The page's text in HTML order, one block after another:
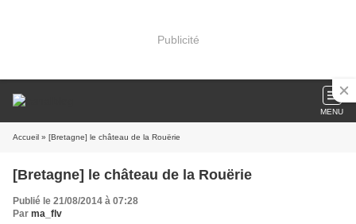
Publicité
MENU
Accueil » [Bretagne] le château de la Rouërie
[Bretagne] le château de la Rouërie
Publié le 21/08/2014 à 07:28
Par ma_flv